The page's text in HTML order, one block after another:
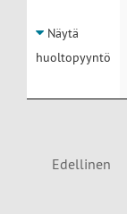
Näytä
huoltopyyntö
Edellinen